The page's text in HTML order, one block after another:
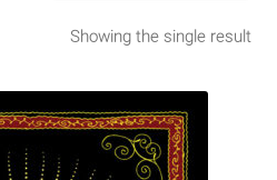
Shop
برگه نمونه
برگه نمونه
Showing the single result